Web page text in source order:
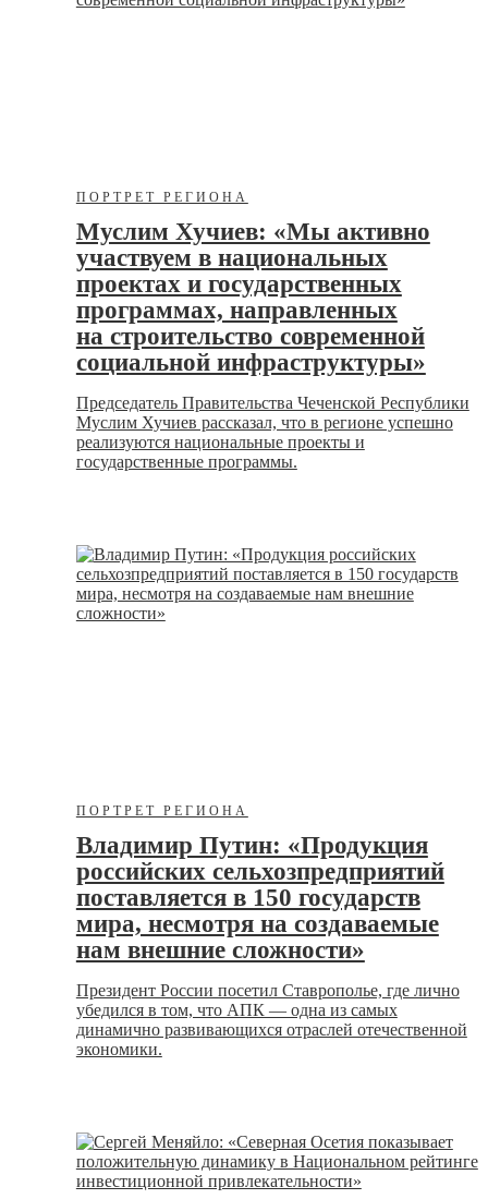
ПОРТРЕТ РЕГИОНА
Муслим Хучиев: «Мы активно
участвуем в национальных
проектах и государственных
программах, направленных
на строительство современной
социальной инфраструктуры»
Председатель Правительства Чеченской Республики
Муслим Хучиев рассказал, что в регионе успешно
реализуются национальные проекты и
государственные программы.
ПОРТРЕТ РЕГИОНА
Владимир Путин: «Продукция
российских сельхозпредприятий
поставляется в 150 государств
мира, несмотря на создаваемые
нам внешние сложности»
Президент России посетил Ставрополье, где лично
убедился в том, что АПК — одна из самых
динамично развивающихся отраслей отечественной
экономики.